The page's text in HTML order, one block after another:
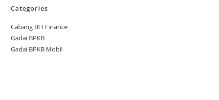
Categories
Cabang BFI Finance
Gadai BPKB
Gadai BPKB Mobil